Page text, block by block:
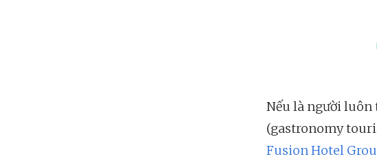
Nếu là người luôn
(gastronomy
Fusion Hotel